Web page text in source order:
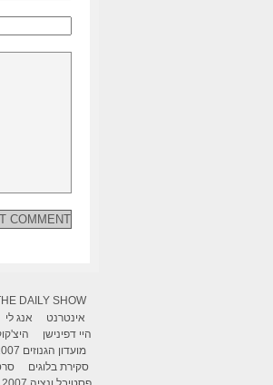
DAILY SHOW
אינטרנט
אנג לי
היי דפינישן
מועדון הגנוזים 2007
סקירת בלוגים